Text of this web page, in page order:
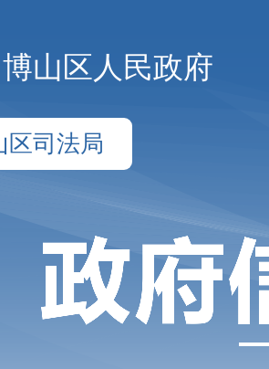
博山区人民政府
区司法局